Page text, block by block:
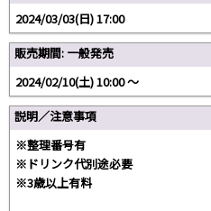
2024/03/03(日) 17:00
販売期間: 一般発売
2024/02/10(土) 10:00 〜
説明／注意事項
※整理番号有
※ドリンク代別途必要
※3歳以上有料